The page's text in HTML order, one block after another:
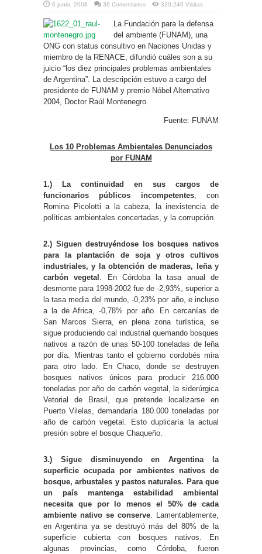
6 junio, 2008
36 Comentarios 320,249 Visitas
La Fundación para la defensa
del ambiente (FUNAM), una
ONG con status consultivo en Naciones Unidas y
miembro de la RENACE, difundió cuáles son a su
juicio “los diez principales problemas ambientales
de Argentina”. La descripción estuvo a cargo del
presidente de FUNAM y premio Nóbel Alternativo
2004, Doctor Raúl Montenegro.
Fuente: FUNAM
Los 10 Problemas Ambientales Denunciados
por FUNAM
1.)
La continuidad en sus cargos de
funcionarios públicos incompetentes, con
Romina Picolotti a la cabeza, la inexistencia de
políticas ambientales concertadas, y la corrupción.
2.) Siguen destruyéndose los bosques nativos
para la plantación de soja y otros cultivos
industriales, y la obtención de maderas, leña y
carbón vegetal . En Córdoba la tasa anual de
desmonte para 1998-2002 fue de -2,93%, superior a
la tasa media del mundo, -0,23% por año, e incluso
a la de Africa, -0,78% por año. En cercanías de
San Marcos Sierra, en plena zona turística, se
sigue produciendo cal industrial quemando bosques
nativos a razón de unas 50-100 toneladas de leña
por día. Mientras tanto el gobierno cordobés mira
para otro lado. En Chaco, donde se destruyen
bosques nativos únicos para producir 216.000
toneladas por año de carbón vegetal, la siderúrgica
Vetorial de Brasil, que pretende localizarse en
Puerto Vilelas, demandaría 180.000 toneladas por
año de carbón vegetal. Esto duplicaría la actual
presión sobre el bosque Chaqueño.
3.) Sigue disminuyendo en Argentina la
superficie ocupada por ambientes nativos de
bosque, arbustales y pastos naturales. Para que
un país mantenga estabilidad ambiental
necesita que por lo menos el 50% de cada
ambiente nativo se conserve . Lamentablemente,
en Argentina ya se destruyó más del 80% de la
superficie cubierta con bosques nativos. En
algunas provincias, como Córdoba, fueron